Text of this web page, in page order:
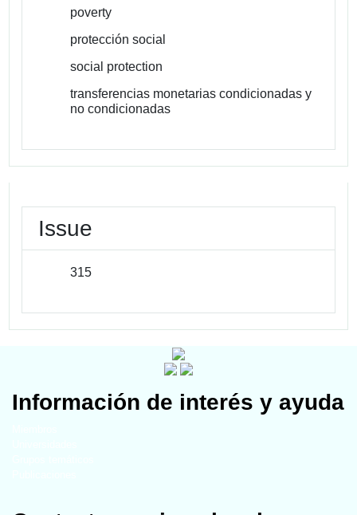
poverty
protección social
social protection
transferencias monetarias condicionadas y
no condicionadas
Issue
315
Información de interés y ayuda